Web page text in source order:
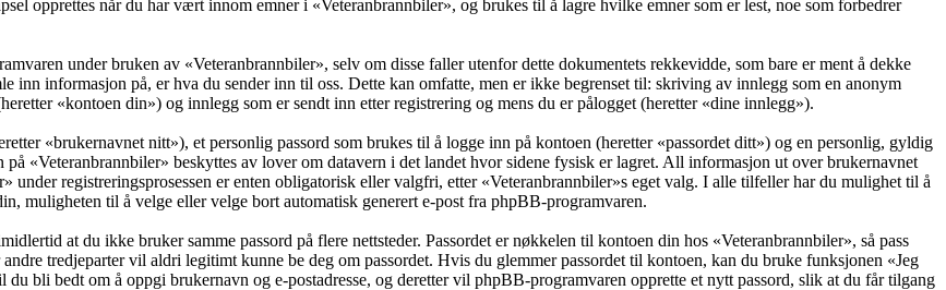
opprettes når du har vært innom emner i «Veteranbrannbiler», og brukes til å lagre hvilke emner som er lest, noe som forbedrer
under bruken av «Veteranbrannbiler», selv om disse faller utenfor dette dokumentets rekkevidde, som bare er ment å dekke
inn informasjon på, er hva du sender inn til oss. Dette kan omfatte, men er ikke begrenset til: skriving av innlegg som en anonym
«kontoen din») og innlegg som er sendt inn etter registrering og mens du er pålogget (heretter «dine innlegg»).
«brukernavnet nitt»), et personlig passord som brukes til å logge inn på kontoen (heretter «passordet ditt») og en personlig, gyldig
«Veteranbrannbiler» beskyttes av lover om datavern i det landet hvor sidene fysisk er lagret. All informasjon ut over brukernavnet
under registreringsprosessen er enten obligatorisk eller valgfri, etter «Veteranbrannbiler»s eget valg. I alle tilfeller har du mulighet til å
muligheten til å velge eller velge bort automatisk generert e-post fra phpBB-programvaren.
at du ikke bruker samme passord på flere nettsteder. Passordet er nøkkelen til kontoen din hos «Veteranbrannbiler», så pass
tredjeparter vil aldri legitimt kunne be deg om passordet. Hvis du glemmer passordet til kontoen, kan du bruke funksjonen «Jeg
bli bedt om å oppgi brukernavn og e-postadresse, og deretter vil phpBB-programvaren opprette et nytt passord, slik at du får tilgang